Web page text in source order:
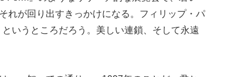
れが回り出すきっかけになる。フィリップ・パ
いうところだろう。美しい連鎖、そして永遠